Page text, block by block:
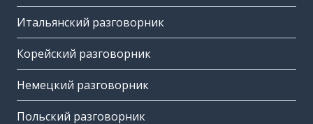
Итальянский разговорник
Корейский разговорник
Немецкий разговорник
Польский разговорник